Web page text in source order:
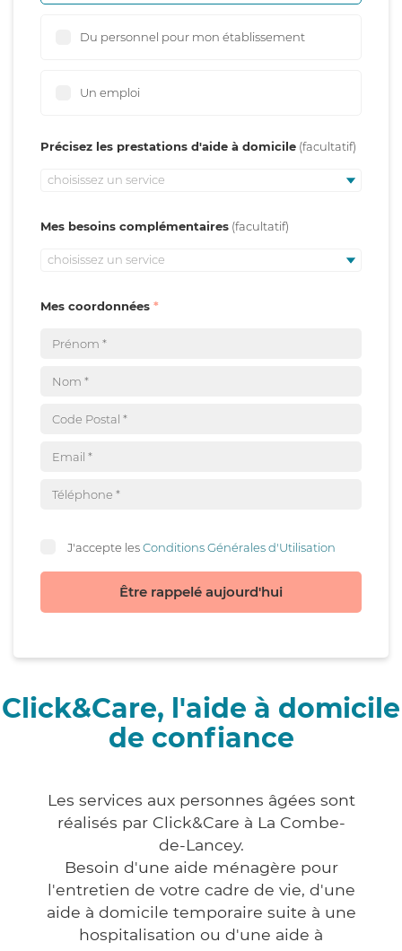
Du personnel pour mon établissement
Un emploi
Précisez les prestations d'aide à domicile
choisissez un service
Mes besoins complémentaires
choisissez un service
Mes coordonnées
J'accepte lesConditions Générales d'Utilisation
Être rappelé aujourd'hui
Click&Care, l'aide à domicile
de confiance
Les services aux personnes âgées sont
réalisés par Click&Care à La Combe-
de-Lancey.
Besoin d'une aide ménagère pour
l'entretien de votre cadre de vie, d'une
aide à domicile temporaire suite à une
hospitalisation ou d'une aide à